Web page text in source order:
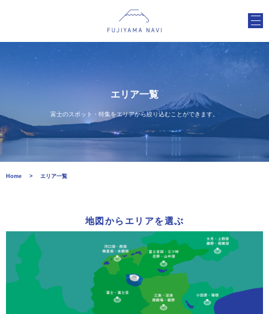
エリア一覧
富士のスポット・特集をエリアから絞り込むことができます。
Home エリア一覧
地図からエリアを選ぶ